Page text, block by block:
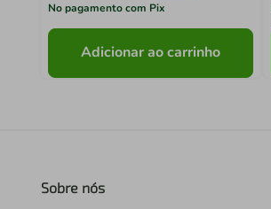
No pagamento com Pix
Adicionar ao carrinho
Sobre nós